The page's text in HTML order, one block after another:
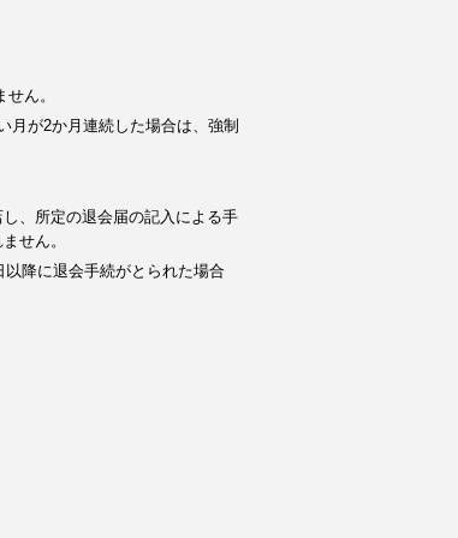
ん。
月が2か月連続した場合は、強制
、所定の退会届の記入による手
せん。
降に退会手続がとられた場合